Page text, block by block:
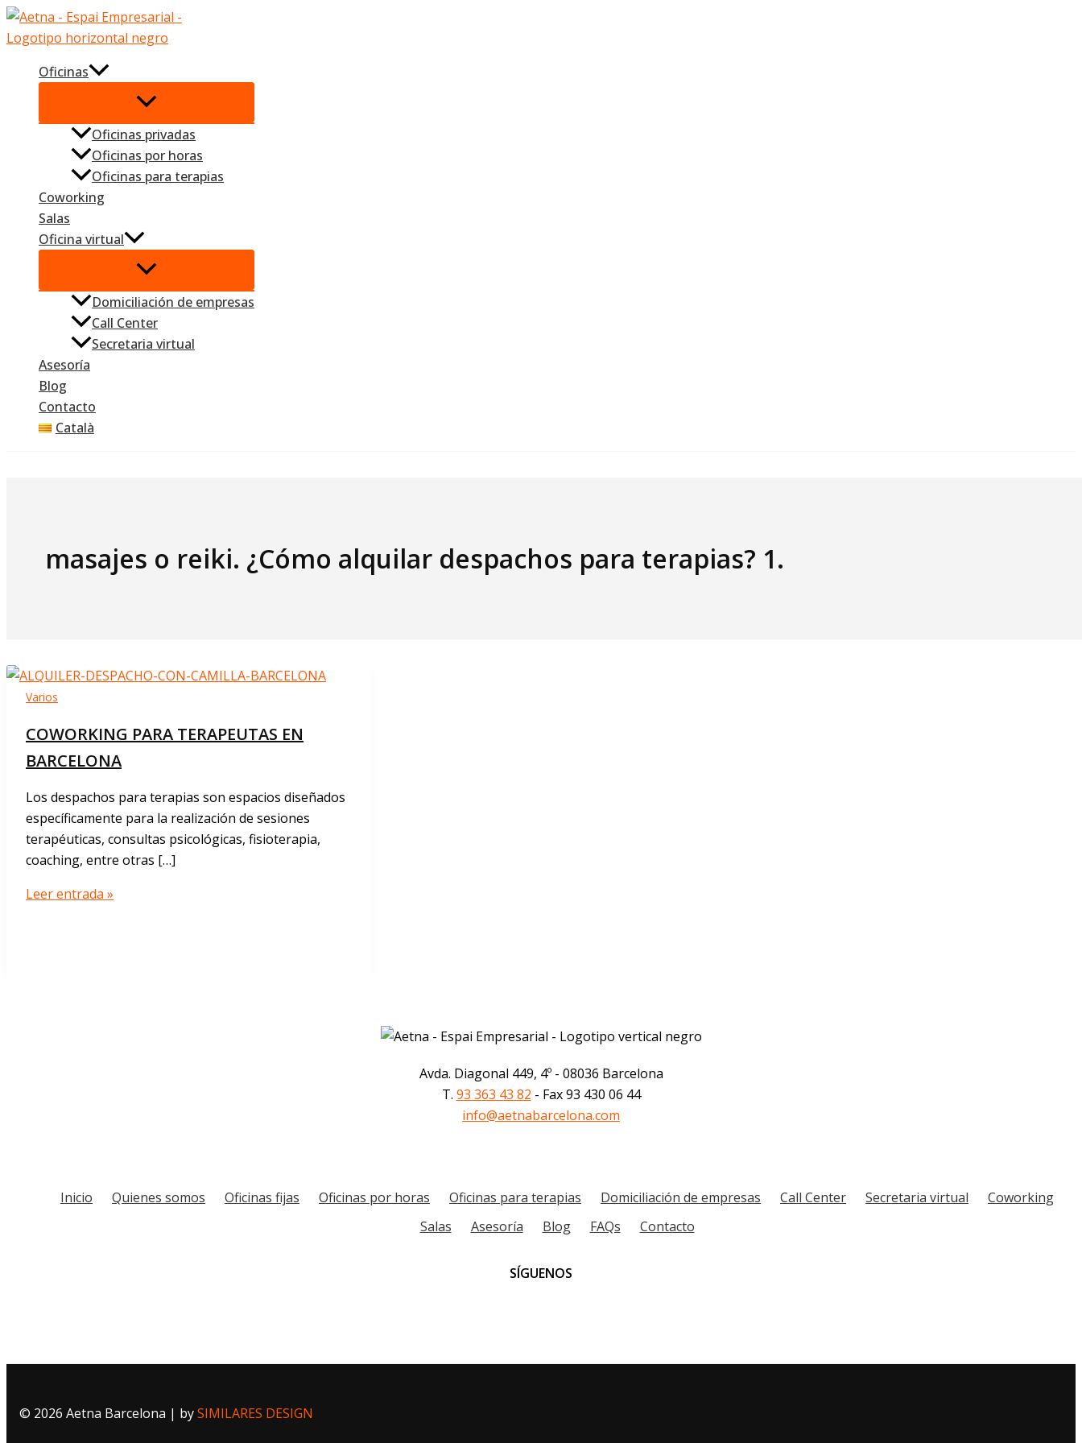
Ir
al
Oficinas
Oficinas privadas
Oficinas por horas
Oficinas para terapias
Coworking
Salas
Oficina virtual
Domiciliación de empresas
Call Center
Secretaria virtual
Asesoría
Blog
Contacto
Català
masajes o reiki. ¿Cómo alquilar despachos para terapias? 1.
Varios
COWORKING PARA TERAPEUTAS EN
BARCELONA
Los despachos para terapias son espacios diseñados
específicamente para la realización de sesiones
terapéuticas, consultas psicológicas, fisioterapia,
coaching, entre otras […]
COWORKING
Leer entrada »
Avda. Diagonal 449, 4º - 08036 Barcelona
T. 93 363 43 82 - Fax 93 430 06 44
info@aetnabarcelona.com
Inicio Quienes somos Oficinas fijas Oficinas por horas Oficinas para terapias Domiciliación de empresas Call Center Secretaria virtual
Coworking
Salas
Asesoría Blog FAQs Contacto
SÍGUENOS
© 2026 Aetna Barcelona | bySIMILARES DESIGN